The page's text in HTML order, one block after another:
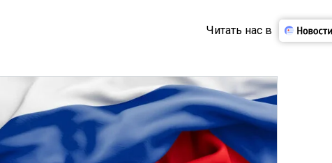
Читать нас в